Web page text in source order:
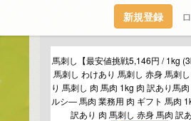
新規登録
馬刺し【最安値挑戦5,146円 / 1kg
馬刺し わけあり 馬刺し 赤身 馬刺
り 馬刺し 肉 馬肉 1kg 肉 訳あり馬
ルシ― 馬肉 業務用 肉 ギフト 馬肉
訳あり 肉 馬刺し 赤身 馬肉 訳